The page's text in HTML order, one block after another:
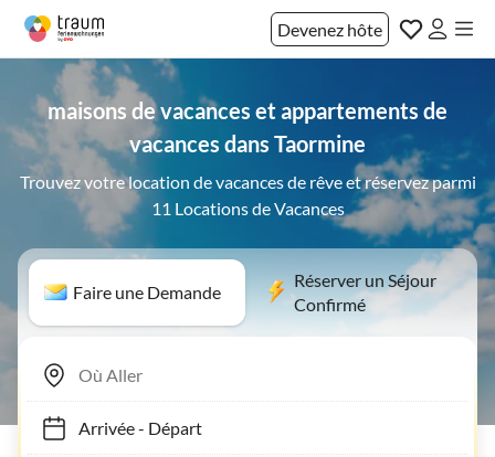
Devenez hôte
maisons de vacances et appartements de
vacances dans Taormine
Trouvez votre location de vacances de rêve et réservez parmi
11 Locations de Vacances
Faire une Demande
Réserver un Séjour
Confirmé
Arrivée- Départ